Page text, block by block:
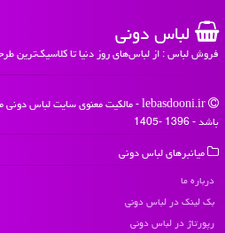
لباس دونی
فروش لباس : از لباس‌های روز دنیا تا کلاسیک‌ترین
باشد - 1396 -1405
میانبرهای لباس دونی
درباره ما
بک لینک در لباس دونی
رپورتاژ در لباس دونی